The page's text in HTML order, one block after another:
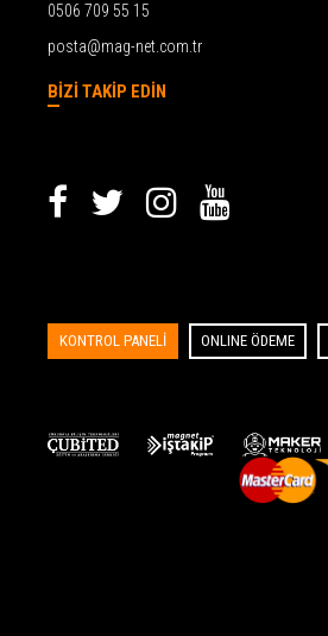
0506 709 55 15
posta@mag-net.com.tr
BİZİ TAKİP EDİN
KONTROL PANELİ ONLINE ÖDEME